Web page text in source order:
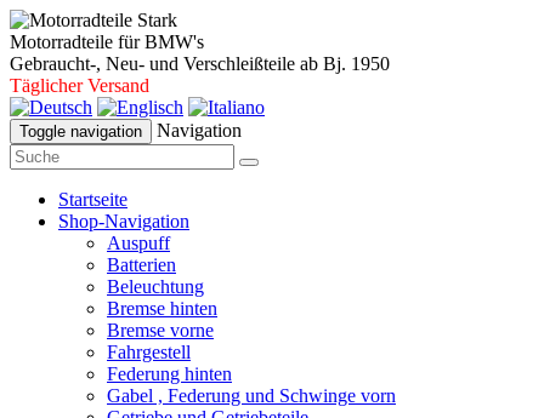
Motorradteile für BMW's
Gebraucht-, Neu- und Verschleißteile ab Bj. 1950
Täglicher Versand
Toggle navigation Navigation
Startseite
Shop-Navigation
Auspuff
Batterien
Beleuchtung
Bremse hinten
Bremse vorne
Fahrgestell
Federung hinten
Gabel , Federung und Schwinge vorn